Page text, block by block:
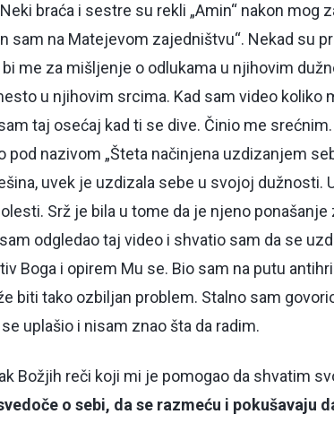
braća i sestre su rekli „Amin“ nakon mog
sam na Matejevom zajedništvu“. Nekad su
me za mišljenje o odlukama u njihovim
u njihovim srcima. Kad sam video koliko
taj osećaj kad ti se dive. Činio me
pod nazivom „Šteta načinjena uzdizanjem
uvek je uzdizala sebe u svojoj dužnosti.
Srž je bila u tome da je njeno ponašanje
odgledao taj video i shvatio sam da se
Boga i opirem Mu se. Bio sam na putu
biti tako ozbiljan problem. Stalno sam
uplašio i nisam znao šta da radim.
Božjih reči koji mi je pomogao da shvatim
o sebi, da se razmeću i pokušavaju